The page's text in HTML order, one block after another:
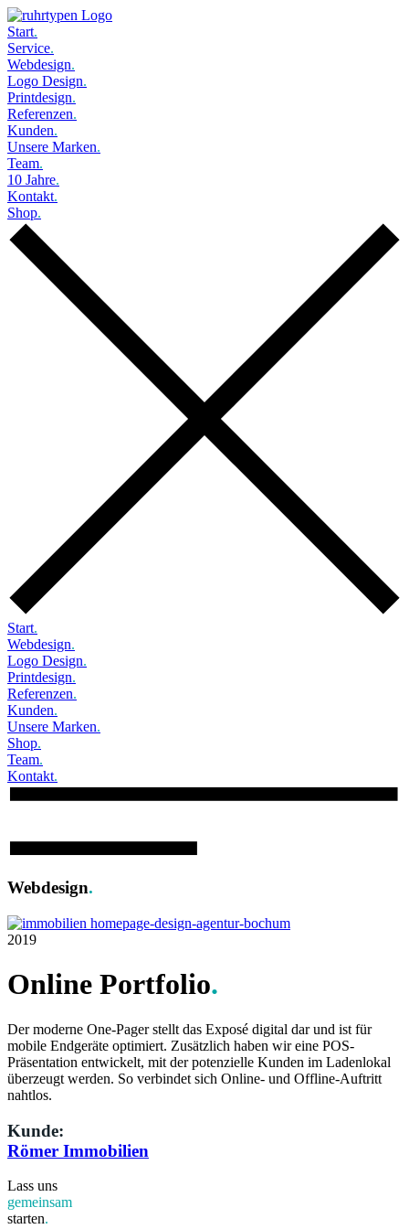
Start.
Service.
Webdesign.
Logo Design.
Printdesign.
Referenzen.
Kunden.
Unsere Marken.
Team.
10 Jahre.
Kontakt.
Shop.
Start.
Webdesign.
Logo Design.
Printdesign.
Referenzen.
Kunden.
Unsere Marken.
Shop.
Team.
Kontakt.
Webdesign.
2019
Online Portfolio.
Der moderne One-Pager stellt das Exposé digital dar und ist für
mobile Endgeräte optimiert. Zusätzlich haben wir eine POS-
Präsentation entwickelt, mit der potenzielle Kunden im Ladenlokal
überzeugt werden. So verbindet sich Online- und Offline-Auftritt
nahtlos.
Kunde:
Römer Immo­bilien
Lass uns
gemeinsam
starten.